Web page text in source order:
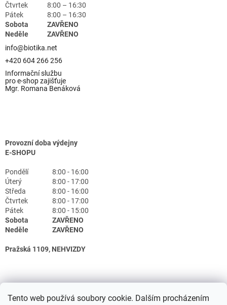
Tento web používá soubory cookie. Dalším procházením
Čtvrtek
8:00 – 16:30
Pátek
8:00 – 16:30
Sobota
ZAVŘENO
Neděle
ZAVŘENO
info@biotika.net
+420 604 266 256
Informační službu
pro e-shop zajišťuje
Mgr. Romana Benáková
Provozní doba výdejny
E-SHOPU
Pondělí
8:00 - 16:00
Úterý
8:00 - 17:00
Středa
8:00 - 16:00
Čtvrtek
8:00 - 17:00
Pátek
8:00 - 15:00
Sobota
ZAVŘENO
Neděle
ZAVŘENO
Pražská 1109, NEHVIZDY